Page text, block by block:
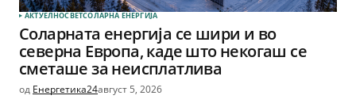
АКТУЕЛНОСВЕТСОЛАРНА EНЕРГИЈА
Соларната енергија се шири и во
северна Европа, каде што некогаш се
сметаше за неисплатлива
од Енергетика24август 5, 2026